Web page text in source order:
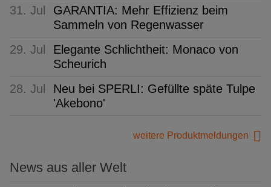
31. Jul
GARANTIA: Mehr Effizienz beim
Sammeln von Regenwasser
29. Jul
Elegante Schlichtheit: Monaco von
Scheurich
28. Jul
Neu bei SPERLI: Gefüllte späte Tulpe
'Akebono'
weitere Produktmeldungen
News aus aller Welt